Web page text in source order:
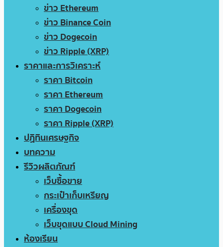
ข่าว Ethereum
ข่าว Binance Coin
ข่าว Dogecoin
ข่าว Ripple (XRP)
ราคาและการวิเคราะห์
ราคา Bitcoin
ราคา Ethereum
ราคา Dogecoin
ราคา Ripple (XRP)
ปฏิทินเศรษฐกิจ
บทความ
รีวิวผลิตภัณฑ์
เว็บซื้อขาย
กระเป๋าเก็บเหรียญ
เครื่องขุด
เว็บขุดแบบ Cloud Mining
ห้องเรียน